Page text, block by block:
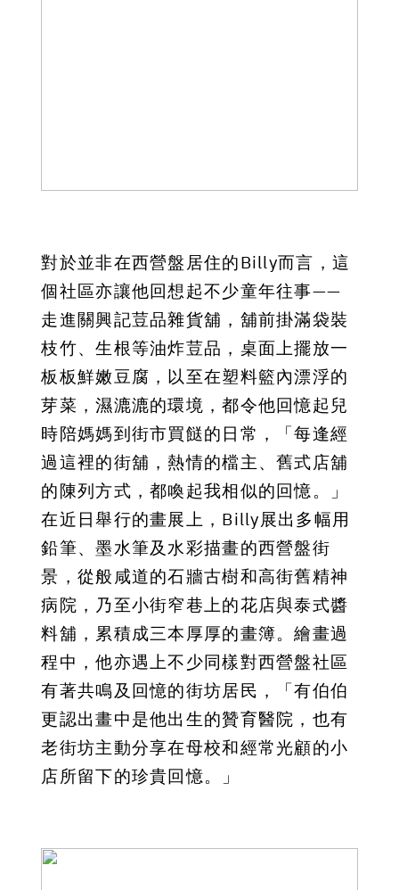
對於並非在西營盤居住的Billy而言，這
個社區亦讓他回想起不少童年往事——
走進關興記荳品雜貨舖，舖前掛滿袋裝
枝竹、生根等油炸荳品，桌面上擺放一
板板鮮嫩豆腐，以至在塑料籃內漂浮的
芽菜，濕漉漉的環境，都令他回憶起兒
時陪媽媽到街市買餸的日常，「每逢經
過這裡的街舖，熱情的檔主、舊式店舖
的陳列方式，都喚起我相似的回憶。」
在近日舉行的畫展上，Billy展出多幅用
鉛筆、墨水筆及水彩描畫的西營盤街
景，從般咸道的石牆古樹和高街舊精神
病院，乃至小街窄巷上的花店與泰式醬
料舖，累積成三本厚厚的畫簿。繪畫過
程中，他亦遇上不少同樣對西營盤社區
有著共鳴及回憶的街坊居民，「有伯伯
更認出畫中是他出生的贊育醫院，也有
老街坊主動分享在母校和經常光顧的小
店所留下的珍貴回憶。」